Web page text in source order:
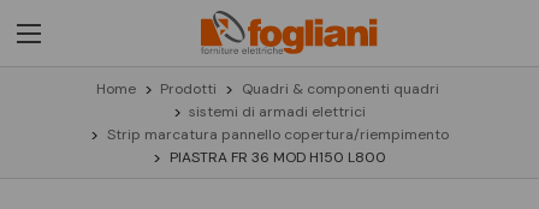
Home Prodotti
Quadri & componenti quadri
sistemi di armadi elettrici
Strip marcatura pannello copertura/riempimento
PIASTRA FR 36 MOD H150 L800